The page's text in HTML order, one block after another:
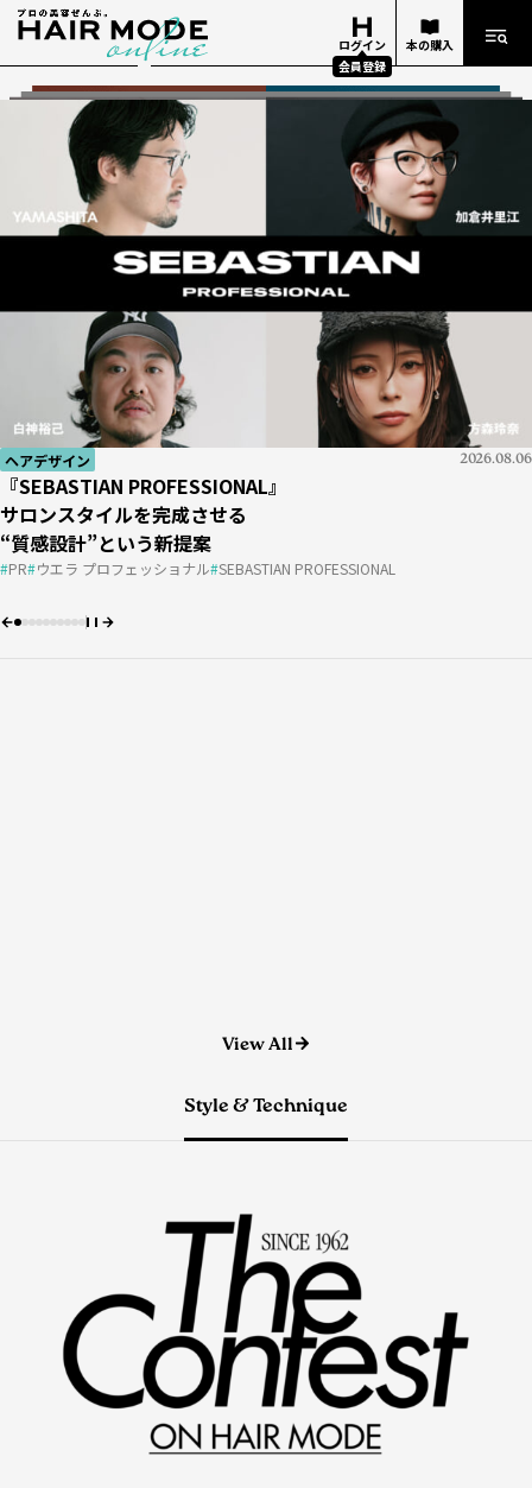
ログイン
会員登録
本の購入
経営 2026.06.18
お金勘定の基礎 #01
「どんぶり勘定」とはどんな勘定？
費用 売上
ヘアデザイン 2026.08.06
『SEBASTIAN PROFESSIONAL』
サロンスタイルを完成させる
“質感設計”という新提案
PR ウエラ プロフェッショナル SEBASTIAN PROFESSIONAL
イベント
『アリミノ ウルトラシナジー 2026』開催決定！
ULTRA SYNERGY アリミノ
知識 2026.07.29
『Number76』がマレーシアにアカデミーを設立
世界で活躍したいヘアデザイナーを育成
マレーシア アカデミー
美容業界 2026.07.27
【新サイトオープン】
美容師レビューが集まる「HAIRGORA」がオープン！
プロダクト選びをワンストップで
ヘアゴラ レビュー 商材情報
知識 2026.07.17
ケミカル知識がもたらす
サロンの発展｜apish編
パーマ アカデミー apish
知識 2026.07.13
『週刊ヘアキャンプ』ダイジェスト
「Oops」で応える薄毛の不安
お客さまの“言えない悩み”にどう向き合う？ ＃01
PR oops AGA HAIRCAMP
技術 2026.07.14
『10分カット』
ビハインド・ザ・ストーリー #02
DECOさん［DECO］
動画 re-quest/QJ 10分カット DECO
イベント 2026.07.05
ビューティーワールドジャパン 東京 2026
BWJ 展示会
ヘアデザイナー 2026.06.25
美容学校生の憧れ！
THE NEXT ICONS
#01｜小西恭平
経営 2026.06.18
お金勘定の基礎 #01
「どんぶり勘定」とはどんな勘定？
費用 売上
ヘアデザイン 2026.08.06
『SEBASTIAN PROFESSIONAL』
サロンスタイルを完成させる
“質感設計”という新提案
PR ウエラ プロフェッショナル SEBASTIAN PROFESSIONAL